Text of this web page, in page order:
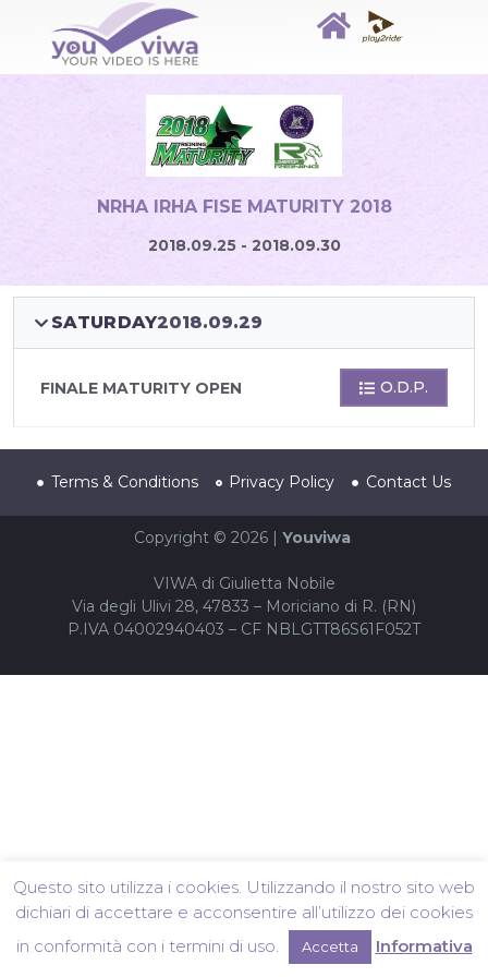
NRHA IRHA FISE MATURITY 2018
2018.09.25 - 2018.09.30
SATURDAY2018.09.29
FINALE MATURITY OPEN O.D.P.
Terms & Conditions Privacy Policy Contact Us
Copyright © 2026 | Youviwa
VIWA di Giulietta Nobile
Via degli Ulivi 28, 47833 – Moriciano di R. (RN)
P.IVA 04002940403 – CF NBLGTT86S61F052T
Questo sito utilizza i cookies. Utilizzando il nostro sito web
dichiari di accettare e acconsentire all’utilizzo dei cookies
in conformità con i termini di uso.
Accetta Informativa